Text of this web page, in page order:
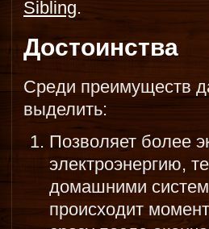
Sibling.
Достоинства
Среди преимуществ
выделить:
Позволяет более
электроэнергию,
домашними
происходит